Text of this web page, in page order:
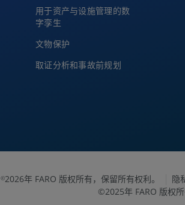
用于资产与设施管理的数
字孪生
文物保护
取证分析和事故前规划
©2026年 FARO 版权所有，保留所有权利。 隐
©2025年 FARO 版权所